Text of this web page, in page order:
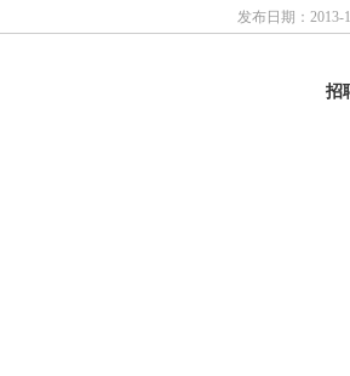
发布日期：2013-
招